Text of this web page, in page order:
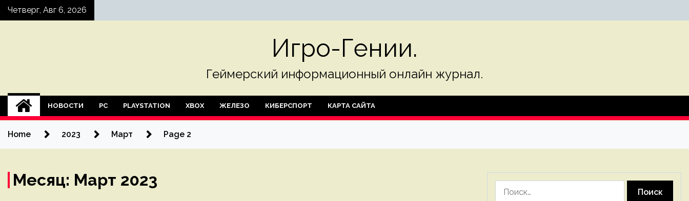
SkipЧетверг, Авг 6, 2026
Игро-Гении.
Геймерский информационный онлайн журнал.
НОВОСТИ PC PLAYSTATION XBOX ЖЕЛЕЗО КИБЕРСПОРТ КАРТА САЙТА
Home 2023 Март Page 2
Месяц: Март 2023